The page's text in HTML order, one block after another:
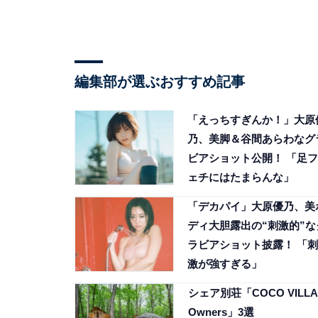
編集部が選ぶおすすめ記事
「えっちすぎんか！」大原
乃、美脚＆谷間あらわなグ
ビアショット公開！ 「足フ
ェチにはたまらんな」
「デカパイ」大原優乃、美
ディ大胆露出の“刺激的”な
ラビアショット披露！ 「刺
激が強すぎる」
シェア別荘「COCO VILLA
Owners」3選